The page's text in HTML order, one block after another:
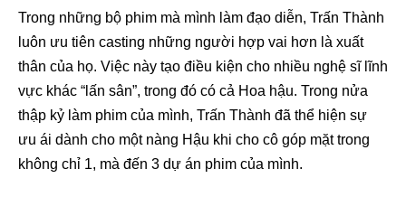
Trong những bộ phim mà mình làm đạo diễn, Trấn Thành
luôn ưu tiên casting những người hợp vai hơn là xuất
thân của họ. Việc này tạo điều kiện cho nhiều nghệ sĩ lĩnh
vực khác “lấn sân”, trong đó có cả Hoa hậu. Trong nửa
thập kỷ làm phim của mình, Trấn Thành đã thể hiện sự
ưu ái dành cho một nàng Hậu khi cho cô góp mặt trong
không chỉ 1, mà đến 3 dự án phim của mình.